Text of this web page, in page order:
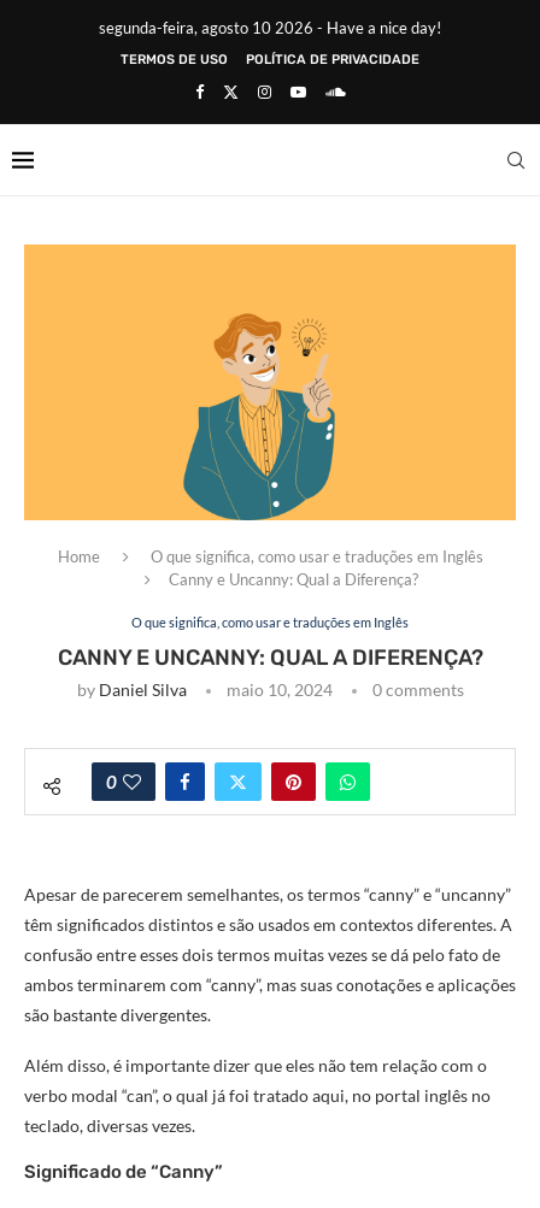
segunda-feira, agosto 10 2026 - Have a nice day!
TERMOS DE USO POLÍTICA DE PRIVACIDADE
Home
O que significa, como usar e traduções em Inglês
Canny e Uncanny: Qual a Diferença?
O que significa, como usar e traduções em Inglês
CANNY E UNCANNY: QUAL A DIFERENÇA?
by Daniel Silva maio 10, 2024 0 comments
0
Apesar de parecerem semelhantes, os termos “canny” e “uncanny”
têm significados distintos e são usados em contextos diferentes. A
confusão entre esses dois termos muitas vezes se dá pelo fato de
ambos terminarem com “canny”, mas suas conotações e aplicações
são bastante divergentes.
Além disso, é importante dizer que eles não tem relação com o
verbo modal “can”, o qual já foi tratado aqui, no portal inglês no
teclado, diversas vezes.
Significado de “Canny”